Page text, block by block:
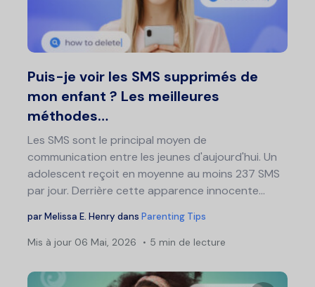
Puis-je voir les SMS supprimés de
mon enfant ? Les meilleures
méthodes…
Les SMS sont le principal moyen de
communication entre les jeunes d'aujourd'hui. Un
adolescent reçoit en moyenne au moins 237 SMS
par jour. Derrière cette apparence innocente...
parMelissa E. Henry dans Parenting Tips
Mis à jour 06 Mai, 2026 5 min de lecture